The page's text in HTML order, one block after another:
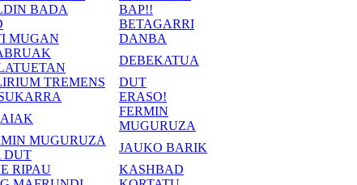
BADA
BAP!!
BETAGARRI
MUGAN
DANBA
DEBEKATUA
TREMENS
DUT
ERASO!
FERMIN
MUGURUZA
MUGURUZA
DUT
JAUKO BARIK
RIPAU
KASHBAD